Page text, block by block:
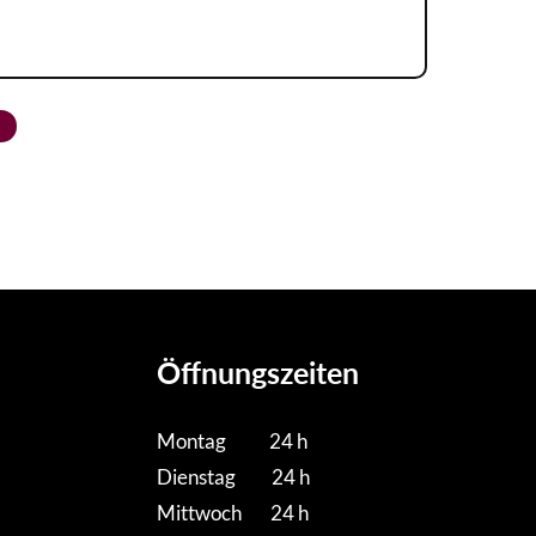
Öffnungszeiten
Montag 24 h
Dienstag 24 h
Mittwoch 24 h